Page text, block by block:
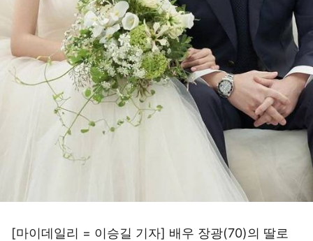
[마이데일리 = 이승길 기자] 배우 장광(70)의 딸로